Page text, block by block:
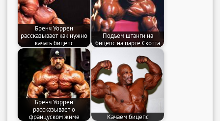
Бренч Уоррен
рассказывает как нужно
качать бицепс
Подъем штанги на
бицепс на парте Скотта
Бренч Уоррен
рассказывает о
француском жиме
Качаем бицепс